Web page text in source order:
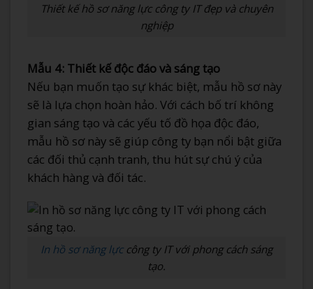
Thiết kế hồ sơ năng lực công ty IT đẹp và chuyên
nghiệp
Mẫu 4: Thiết kế độc đáo và sáng tạo
Nếu bạn muốn tạo sự khác biệt, mẫu hồ sơ này
sẽ là lựa chọn hoàn hảo. Với cách bố trí không
gian sáng tạo và các yếu tố đồ họa độc đáo,
mẫu hồ sơ này sẽ giúp công ty bạn nổi bật giữa
các đối thủ cạnh tranh, thu hút sự chú ý của
khách hàng và đối tác.
In hồ sơ năng lựccông ty IT với phong cách sáng
tạo.